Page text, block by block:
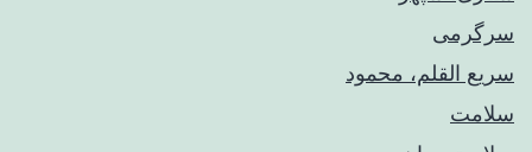
سرگرمی
سریع القلم، محمود
سلامت